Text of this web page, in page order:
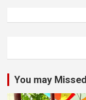
You may Missed